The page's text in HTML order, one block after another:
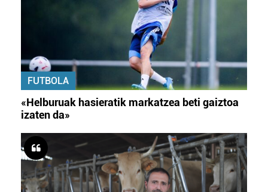
FUTBOLA
«Helburuak hasieratik markatzea beti gaiztoa
izaten da»